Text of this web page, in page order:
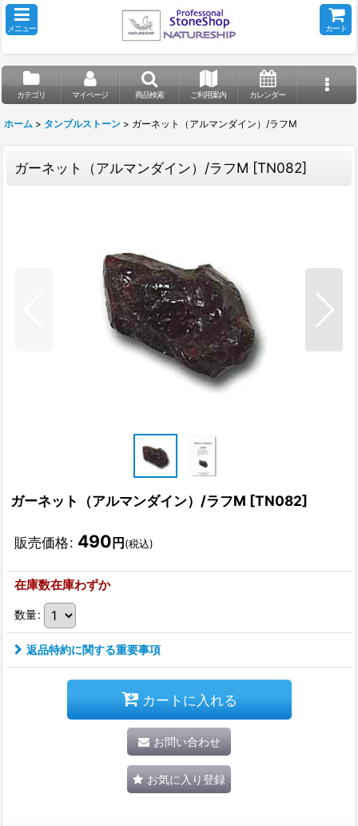
メニュー カート
カテゴリ マイページ 商品検索 ご利用案内 カレンダー
ホーム > タンブルストーン > ガーネット（アルマンダイン）/ラフM
ガーネット（アルマンダイン）/ラフM [TN082]
ガーネット（アルマンダイン）/ラフM [TN082]
販売価格: 490 円 (税込)
在庫数在庫わずか
数量:
返品特約に関する重要事項
カートに入れる
お問い合わせ
お気に入り登録